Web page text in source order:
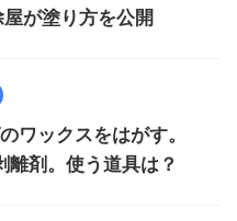
が塗り方を公開
ワックスをはがす。
離剤。使う道具は？